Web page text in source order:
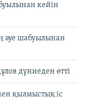
кейін
әуе шабуылынан
дүниеден өтті
қылмыстық іс